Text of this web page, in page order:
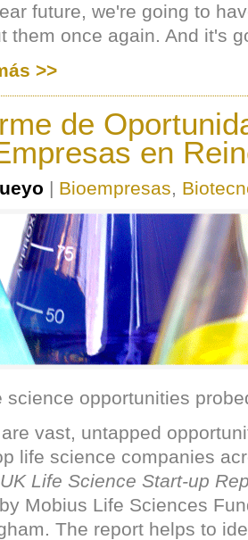
future, we're going to
them once again. And it's
>>
de
en
| Bioempresas,
science opportunities
vast, untapped
life science companies
UK Life Science Start-up
Mobius Life Sciences
The report helps to